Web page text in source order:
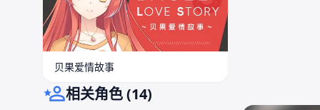
贝果爱情故事
相关角色 (14)